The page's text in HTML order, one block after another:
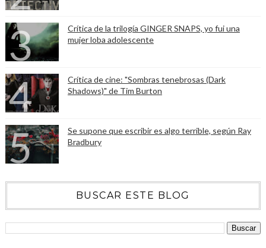
Crítica de la trilogía GINGER SNAPS, yo fui una
mujer loba adolescente
Crítica de cine: "Sombras tenebrosas (Dark
Shadows)" de Tim Burton
Se supone que escribir es algo terrible, según Ray
Bradbury
BUSCAR ESTE BLOG